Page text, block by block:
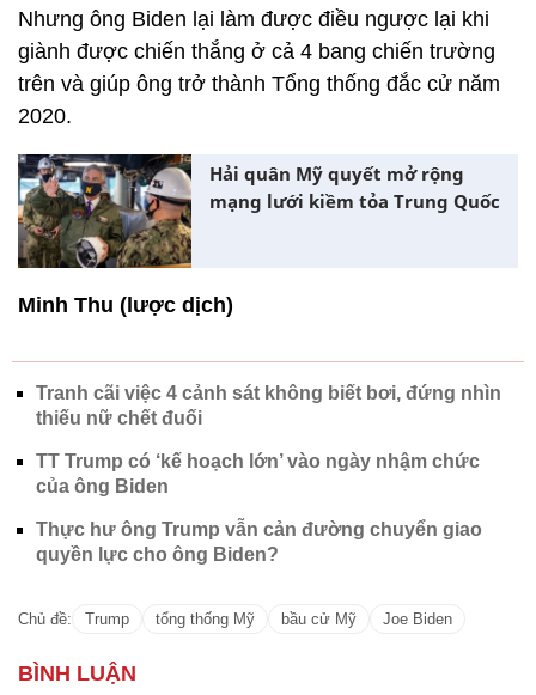
Nhưng ông Biden lại làm được điều ngược lại khi
giành được chiến thắng ở cả 4 bang chiến trường
trên và giúp ông trở thành Tổng thống đắc cử năm
2020.
Hải quân Mỹ quyết mở rộng
mạng lưới kiềm tỏa Trung Quốc
Minh Thu (lược dịch)
Tranh cãi việc 4 cảnh sát không biết bơi, đứng nhìn
thiếu nữ chết đuối
TT Trump có ‘kế hoạch lớn’ vào ngày nhậm chức
của ông Biden
Thực hư ông Trump vẫn cản đường chuyển giao
quyền lực cho ông Biden?
Chủ đề: Trump tổng thống Mỹ bầu cử Mỹ Joe Biden